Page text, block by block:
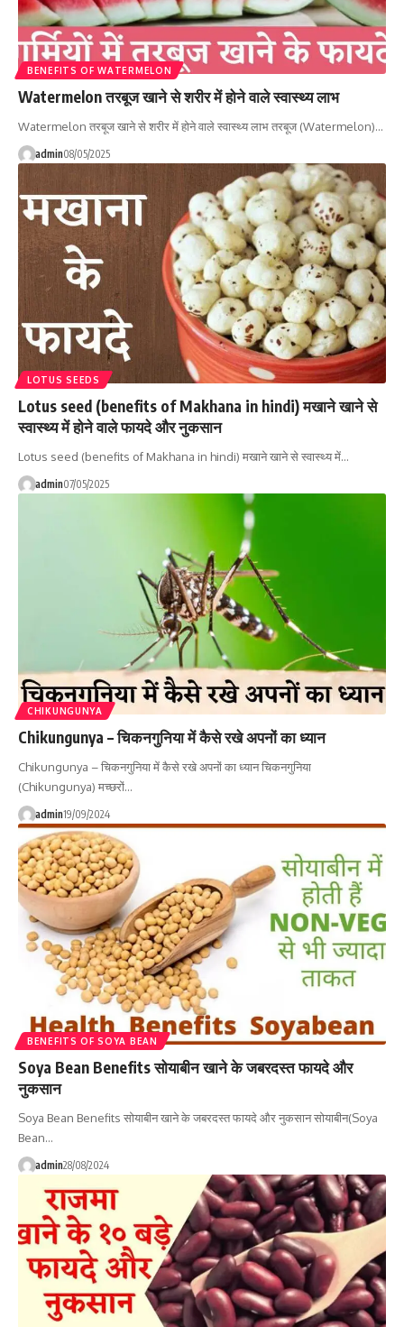
BENEFITS OF WATERMELON
Watermelon तरबूज खाने से शरीर में होने वाले स्वास्थ्य लाभ
Watermelon तरबूज खाने से शरीर में होने वाले स्वास्थ्य लाभ तरबूज (Watermelon)…
admin08/05/2025
LOTUS SEEDS
Lotus seed (benefits of Makhana in hindi) मखाने खाने से
स्वास्थ्य में होने वाले फायदे और नुकसान
Lotus seed (benefits of Makhana in hindi) मखाने खाने से स्वास्थ्य में…
admin07/05/2025
CHIKUNGUNYA
Chikungunya – चिकनगुनिया में कैसे रखे अपनों का ध्यान
Chikungunya – चिकनगुनिया में कैसे रखे अपनों का ध्यान चिकनगुनिया
(Chikungunya) मच्छरों…
admin19/09/2024
BENEFITS OF SOYA BEAN
Soya Bean Benefits सोयाबीन खाने के जबरदस्त फायदे और
नुकसान
Soya Bean Benefits सोयाबीन खाने के जबरदस्त फायदे और नुकसान सोयाबीन(Soya
Bean…
admin28/08/2024